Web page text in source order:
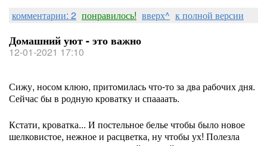
комментарии: 2 понравилось! вверх^ к полной версии
Домашний уют - это важно
12-01-2021 17:10
Сижу, носом клюю, притомилась что-то за два рабочих дня.
Сейчас бы в родную кроватку и спаааать.
Кстати, кроватка... И постельное белье чтобы было новое
шелковистое, нежное и расцветка, ну чтобы ух! Полезла